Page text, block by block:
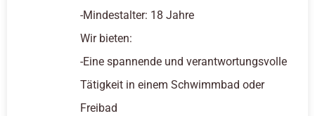
-Mindestalter: 18 Jahre
Wir bieten:
-Eine spannende und verantwortungsvolle
Tätigkeit in einem Schwimmbad oder
Freibad